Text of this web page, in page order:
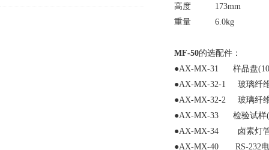
高度 173mm
重量 6.0kg
MF-50的选配件：
●AX-MX-31 样品盘
●AX-MX-32-1 玻璃纤
●AX-MX-32-2 玻璃纤
●AX-MX-33 检验试样(
●AX-MX-34 卤素灯
●AX-MX-40 RS-232